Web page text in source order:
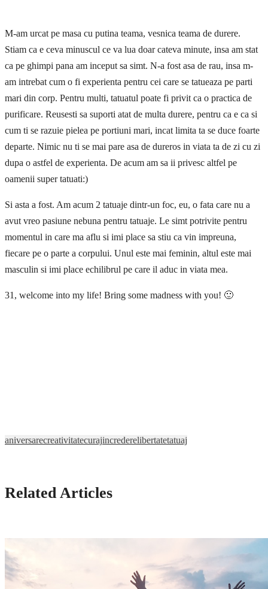
M-am urcat pe masa cu putina teama, vesnica teama de durere.
Stiam ca e ceva minuscul ce va lua doar cateva minute, insa am stat
ca pe ghimpi pana am inceput sa simt. N-a fost asa de rau, insa m-
am intrebat cum o fi experienta pentru cei care se tatueaza pe parti
mari din corp. Pentru multi, tatuatul poate fi privit ca o practica de
purificare. Reusesti sa suporti atat de multa durere, pentru ca e ca si
cum ti se razuie pielea pe portiuni mari, incat limita ta se duce foarte
departe. Nimic nu ti se mai pare asa de dureros in viata ta de zi cu zi
dupa o astfel de experienta. De acum am sa ii privesc altfel pe
oamenii super tatuati:)
Si asta a fost. Am acum 2 tatuaje dintr-un foc, eu, o fata care nu a
avut vreo pasiune nebuna pentru tatuaje. Le simt potrivite pentru
momentul in care ma aflu si imi place sa stiu ca vin impreuna,
fiecare pe o parte a corpului. Unul este mai feminin, altul este mai
masculin si imi place echilibrul pe care il aduc in viata mea.
31, welcome into my life! Bring some madness with you! 🙂
aniversarecreativitatecurajincrederelibertatetatuaj
Related Articles